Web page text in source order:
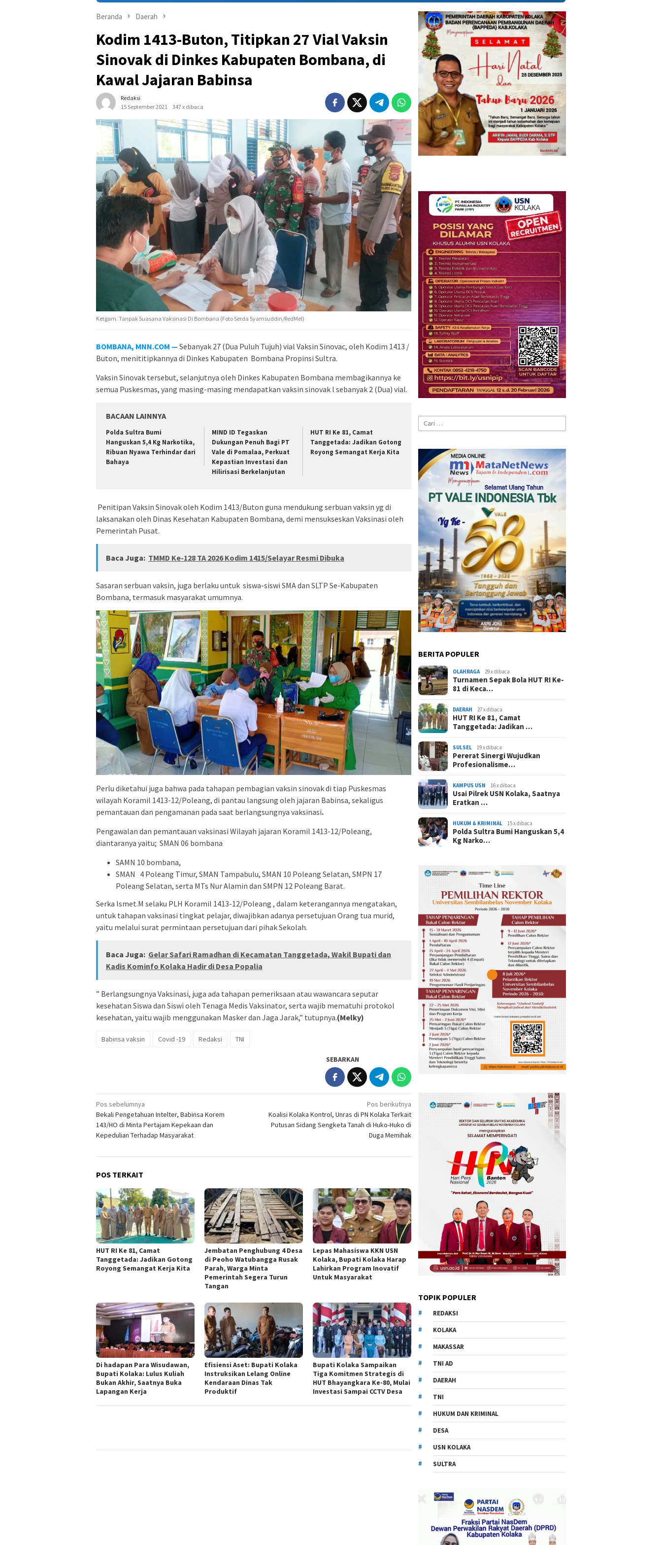
Beranda Daerah
Kodim 1413-Buton, Titipkan 27 Vial Vaksin
Sinovak di Dinkes Kabupaten Bombana, di
Kawal Jajaran Babinsa
Redaksi
15 September 2021
347 x dibaca
Ketgam. Tanpak Suasana Vaksinasi Di Bombana (Foto Serda Syamsuddin/RedMel)
BOMBANA, MNN.COM — Sebanyak 27 (Dua Puluh Tujuh) vial Vaksin Sinovac, oleh Kodim 1413 /
Buton, menititipkannya di Dinkes Kabupaten Bombana Propinsi Sultra.
Vaksin Sinovak tersebut, selanjutnya oleh Dinkes Kabupaten Bombana membagikannya ke
semua Puskesmas, yang masing-masing mendapatkan vaksin sinovak l sebanyak 2 (Dua) vial.
BACAAN LAINNYA
Polda Sultra Bumi
Hanguskan 5,4 Kg Narkotika,
Ribuan Nyawa Terhindar dari
Bahaya
MIND ID Tegaskan
Dukungan Penuh Bagi PT
Vale di Pomalaa, Perkuat
Kepastian Investasi dan
Hilirisasi Berkelanjutan
HUT RI Ke 81, Camat
Tanggetada: Jadikan Gotong
Royong Semangat Kerja Kita
Penitipan Vaksin Sinovak oleh Kodim 1413/Buton guna mendukung serbuan vaksin yg di
laksanakan oleh Dinas Kesehatan Kabupaten Bombana, demi mensukseskan Vaksinasi oleh
Pemerintah Pusat.
Baca Juga: TMMD Ke-128 TA 2026 Kodim 1415/Selayar Resmi Dibuka
Sasaran serbuan vaksin, juga berlaku untuk siswa-siswi SMA dan SLTP Se-Kabupaten
Bombana, termasuk masyarakat umumnya.
Perlu diketahui juga bahwa pada tahapan pembagian vaksin sinovak di tiap Puskesmas
wilayah Koramil 1413-12/Poleang, di pantau langsung oleh jajaran Babinsa, sekaligus
pemantauan dan pengamanan pada saat berlangsungnya vaksinasi.
Pengawalan dan pemantauan vaksinasi Wilayah jajaran Koramil 1413-12/Poleang,
diantaranya yaitu; SMAN 06 bombana
SAMN 10 bombana,
SMAN 4 Poleang Timur, SMAN Tampabulu, SMAN 10 Poleang Selatan, SMPN 17
Poleang Selatan, serta MTs Nur Alamin dan SMPN 12 Poleang Barat.
Serka Ismet.M selaku PLH Koramil 1413-12/Poleang , dalam keterangannya mengatakan,
untuk tahapan vaksinasi tingkat pelajar, diwajibkan adanya persetujuan Orang tua murid,
yaitu melalui surat permintaan persetujuan dari pihak Sekolah.
Baca Juga: Gelar Safari Ramadhan di Kecamatan Tanggetada, Wakil Bupati dan
Kadis Kominfo Kolaka Hadir di Desa Popalia
” Berlangsungnya Vaksinasi, juga ada tahapan pemeriksaan atau wawancara seputar
kesehatan Siswa dan Siswi oleh Tenaga Medis Vaksinator, serta wajib mematuhi protokol
kesehatan, yaitu wajib menggunakan Masker dan Jaga Jarak,” tutupnya.(Melky)
Babinsa vaksin Covid -19 Redaksi TNI
SEBARKAN
Navigasi
pos
Pos sebelumnya
Bekali Pengetahuan Intelter, Babinsa Korem
143/HO di Minta Pertajam Kepekaan dan
Kepedulian Terhadap Masyarakat
Pos berikutnya
Koalisi Kolaka Kontrol, Unras di PN Kolaka Terkait
Putusan Sidang Sengketa Tanah di Huko-Huko di
Duga Memihak
POS TERKAIT
HUT RI Ke 81, Camat
Tanggetada: Jadikan Gotong
Royong Semangat Kerja Kita
Jembatan Penghubung 4 Desa
di Peoho Watubangga Rusak
Parah, Warga Minta
Pemerintah Segera Turun
Tangan
Lepas Mahasiswa KKN USN
Kolaka, Bupati Kolaka Harap
Lahirkan Program Inovatif
Untuk Masyarakat
Di hadapan Para Wisudawan,
Bupati Kolaka: Lulus Kuliah
Bukan Akhir, Saatnya Buka
Lapangan Kerja
Efisiensi Aset: Bupati Kolaka
Instruksikan Lelang Online
Kendaraan Dinas Tak
Produktif
Bupati Kolaka Sampaikan
Tiga Komitmen Strategis di
HUT Bhayangkara Ke-80, Mulai
Investasi Sampai CCTV Desa
Cari
untuk:
BERITA POPULER
OLAHRAGA 29 x dibaca
Turnamen Sepak Bola HUT RI Ke-
81 di Keca…
DAERAH 27 x dibaca
HUT RI Ke 81, Camat
Tanggetada: Jadikan …
SULSEL 19 x dibaca
Pererat Sinergi Wujudkan
Profesionalisme…
KAMPUS USN 16 x dibaca
Usai Pilrek USN Kolaka, Saatnya
Eratkan …
HUKUM & KRIMINAL 15 x dibaca
Polda Sultra Bumi Hanguskan 5,4
Kg Narko…
TOPIK POPULER
REDAKSI
KOLAKA
MAKASSAR
TNI AD
DAERAH
TNI
HUKUM DAN KRIMINAL
DESA
USN KOLAKA
SULTRA